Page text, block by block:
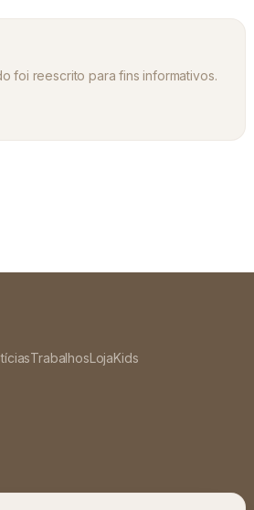
foi reescrito para fins informativos.
TrabalhosLojaKids